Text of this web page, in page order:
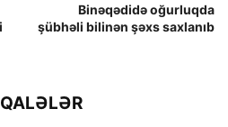
Binəqədidə oğurluqda
şübhəli bilinən şəxs saxlanıb